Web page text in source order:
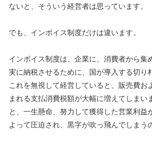
ないと、そういう経営者は思っています。
でも、インボイス制度だけは違います。
インボイス制度は、企業に、消費者から集
実に納税させるために、国が導入する切り
これを無視して経営していると、販売費お
まれる支払消費税額が大幅に増えてしまい
と、一生懸命、努力して獲得した営業利益
よって圧迫され、黒字が吹っ飛んでしまう